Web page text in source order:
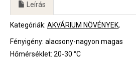
Leírás
Kategóriák: AKVÁRIUM NÖVÉNYEK
Fényigény: alacsony-nagyon magas
Hőmérséklet: 20-30 °C